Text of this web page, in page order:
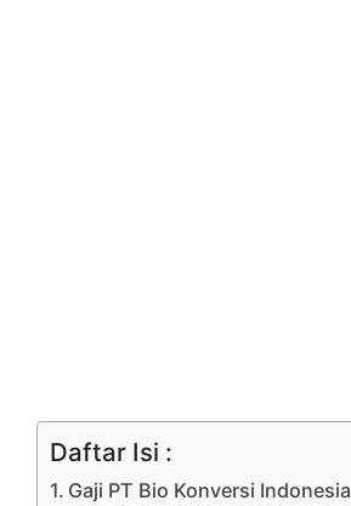
Daftar Isi :
Gaji PT Bio Konversi Indonesia